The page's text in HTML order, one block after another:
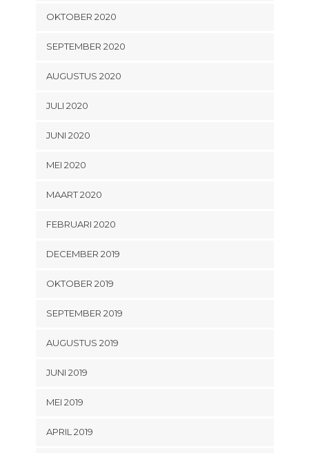
OKTOBER 2020
SEPTEMBER 2020
AUGUSTUS 2020
JULI 2020
JUNI 2020
MEI 2020
MAART 2020
FEBRUARI 2020
DECEMBER 2019
OKTOBER 2019
SEPTEMBER 2019
AUGUSTUS 2019
JUNI 2019
MEI 2019
APRIL 2019